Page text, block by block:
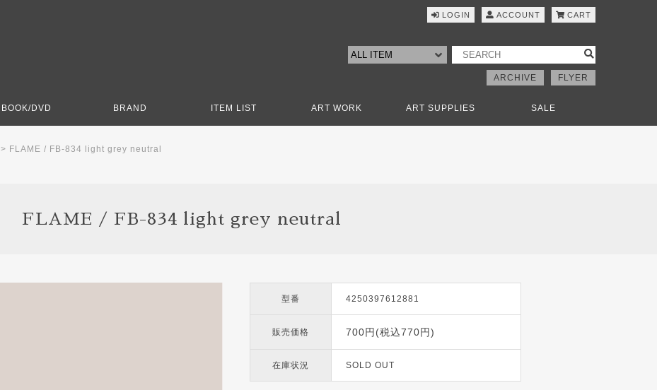
LOGIN ACCOUNT CART
ARCHIVE FLYER
BOOK/DVD BRAND ITEM LIST ART WORK ART SUPPLIES SALE
> FLAME / FB-834 light grey neutral
FLAME / FB-834 light grey neutral
型番 4250397612881
販売価格 700円(税込770円)
在庫状況 SOLD OUT